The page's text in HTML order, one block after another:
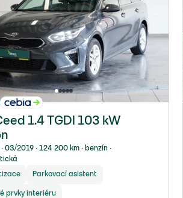
1.4 TGDI 103 kW
03/2019 ∙ 124 200 km ∙ benzín ∙
Parkovací asistent
prvky interiéru